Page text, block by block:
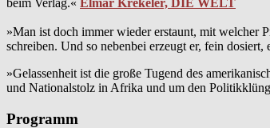
»Man ist doch immer wieder erstaunt, mit welcher
schreiben. Und so nebenbei erzeugt er, fein
»Gelassenheit ist die große Tugend des
und Nationalstolz in Afrika und um den
Programm